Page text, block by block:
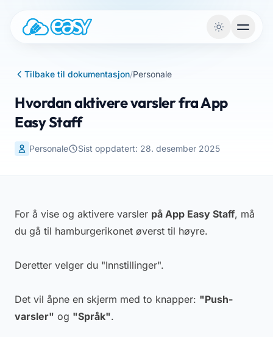
Tilbake til dokumentasjon/Personale
Hvordan aktivere varsler fra App
Easy Staff
Personale Sist oppdatert: 28. desember 2025
For å vise og aktivere varsler på App Easy Staff, må
du gå til hamburgerikonet øverst til høyre.
Deretter velger du "Innstillinger".
Det vil åpne en skjerm med to knapper: "Push-
varsler" og "Språk".